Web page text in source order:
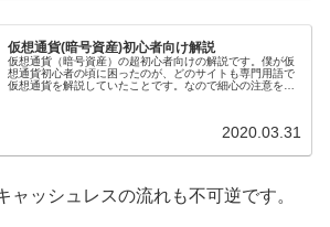
仮想通貨(暗号資産)初心者向け解説
仮想通貨（暗号資産）の超初心者向けの解説です。僕が仮
想通貨初心者の頃に困ったのが、どのサイトも専門用語で
仮想通貨を解説していたことです。なので細心の注意を払
2020.03.31
ャッシュレスの流れも不可逆です。